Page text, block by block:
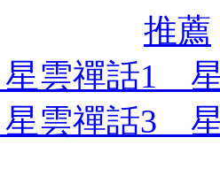
推薦
星雲禪話1
星雲禪話3